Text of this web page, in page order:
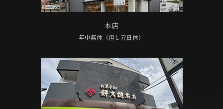
本店
年中無休（但し元日休）